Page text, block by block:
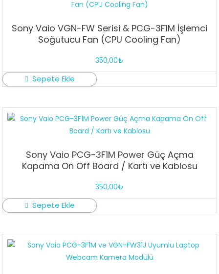
Sony Vaio VGN-FW Serisi & PCG-3F1M İşlemci
Soğutucu Fan (CPU Cooling Fan)
350,00₺
Sepete Ekle
Sony Vaio PCG-3F1M Power Güç Açma
Kapama On Off Board / Kartı ve Kablosu
350,00₺
Sepete Ekle